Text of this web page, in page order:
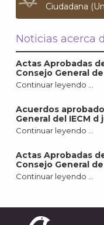
Ciudadana
Noticias acerca
Actas Aprobadas
Consejo General
Continuar leyendo …
Acuerdos
General del IECM d
Continuar leyendo …
Actas Aprobadas
Consejo General
Continuar leyendo …